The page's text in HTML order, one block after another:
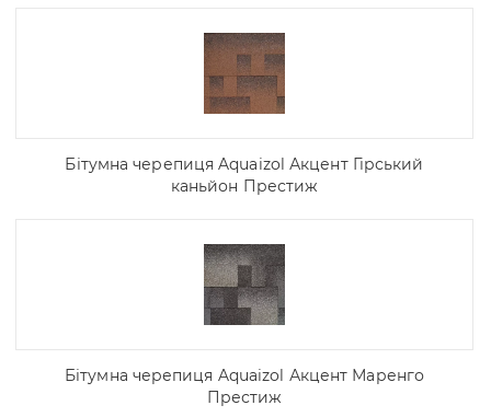
Бітумна черепиця Aquaizol Акцент Гірський
каньйон Престиж
Бітумна черепиця Aquaizol Акцент Маренго
Престиж